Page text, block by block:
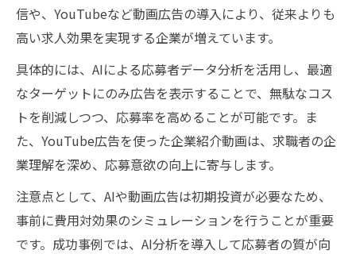
信や、YouTubeなど動画広告の導入により、従来よりも
高い求人効果を実現する企業が増えています。
具体的には、AIによる応募者データ分析を活用し、最適
なターゲットにのみ広告を表示することで、無駄なコス
トを削減しつつ、応募率を高めることが可能です。ま
た、YouTube広告を使った企業紹介動画は、求職者の企
業理解を深め、応募意欲の向上に寄与します。
注意点として、AIや動画広告は初期投資が必要なため、
事前に費用対効果のシミュレーションを行うことが重要
です。成功事例では、AI分析を導入して応募者の質が向